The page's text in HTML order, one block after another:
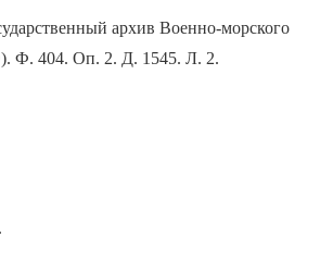
архив Военно-морского
Ф. 404. Оп. 2. Д. 1545. Л. 2.